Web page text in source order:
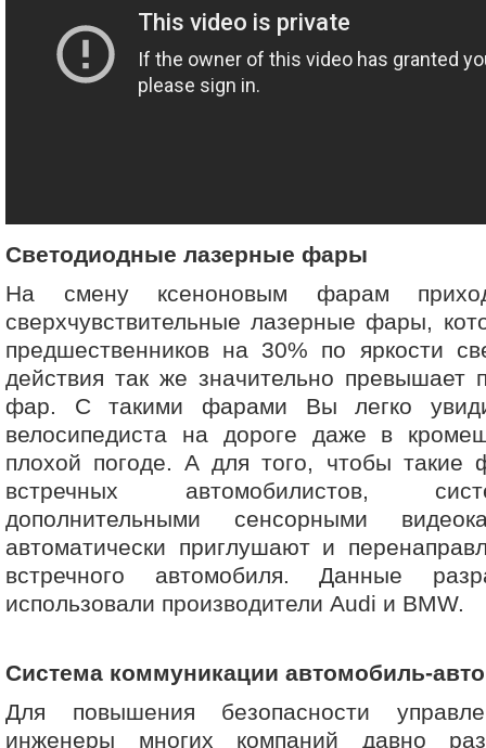
Светодиодные лазерные фары
На смену ксеноновым фарам
сверхчувствительные лазерные фары,
предшественников на 30% по яркости
действия так же значительно превышает
фар. С такими фарами Вы легко
велосипедиста на дороге даже в
плохой погоде. А для того, чтобы такие
встречных автомобилистов,
дополнительными сенсорными
автоматически приглушают и
встречного автомобиля. Данные
использовали производители Audi и BMW.
Система коммуникации автомобиль-
Для повышения безопасности
инженеры многих компаний давно